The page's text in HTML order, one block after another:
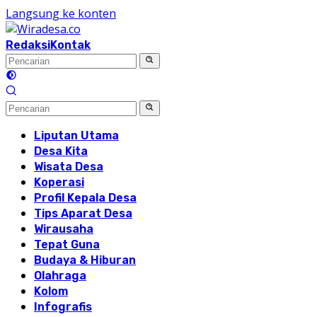
Langsung ke konten
RedaksiKontak
Liputan Utama
Desa Kita
Wisata Desa
Koperasi
Profil Kepala Desa
Tips Aparat Desa
Wirausaha
Tepat Guna
Budaya & Hiburan
Olahraga
Kolom
Infografis